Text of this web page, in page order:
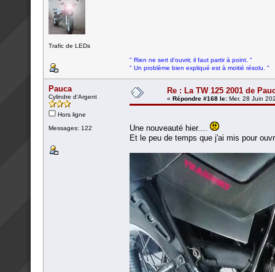
Trafic de LEDs
" Rien ne sert d'ouvrir, il faut partir à point. "
" Un problème bien expliqué est à moitié résolu. "
Pauca
Cylindre d'Argent
Hors ligne
Messages: 122
Re : La TW 125 2001 de
« Répondre #168 le: Mer. 28 Juin
Une nouveauté hier....
Et le peu de temps que j'ai mis pour